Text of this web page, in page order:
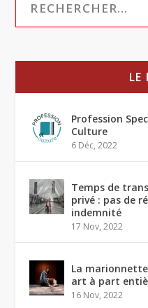
LE
Profession
Culture
6 Déc, 2022
Temps de
privé : pas de
indemnité
17 Nov, 2022
La
art à part
16 Nov, 2022